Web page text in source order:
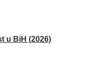
u BiH (2026)